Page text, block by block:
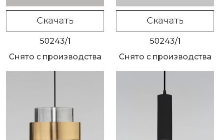
Скачать
50243/1
Снято с производства
Скачать
50243/1
Снято с производства